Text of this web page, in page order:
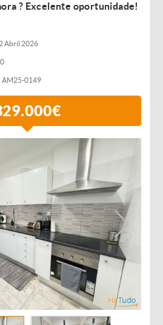
? Excelente oportunidade!
Abril 2026
AM25-0149